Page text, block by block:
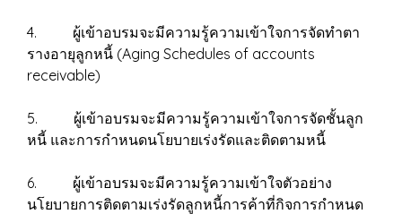
4. ผู้เข้าอบรมจะมีความรู้ความเข้าใจการจัดทำตา
รางอายุลูกหนี้ (Aging Schedules of accounts
receivable)
5. ผู้เข้าอบรมจะมีความรู้ความเข้าใจการจัดชั้นลูก
หนี้ และการกำหนดนโยบายเร่งรัดและติดตามหนี้
6. ผู้เข้าอบรมจะมีความรู้ความเข้าใจตัวอย่าง
นโยบายการติดตามเร่งรัดลูกหนี้การค้าที่กิจการกำหนด